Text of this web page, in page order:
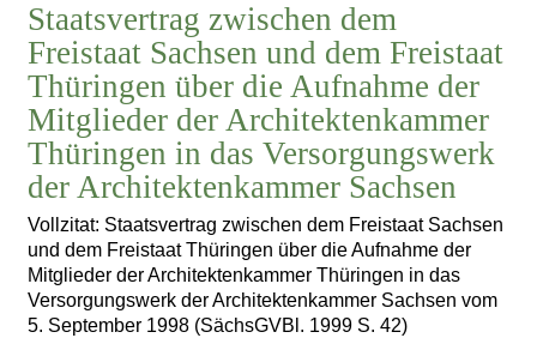
Staatsvertrag zwischen dem
Freistaat Sachsen und dem Freistaat
Thüringen über die Aufnahme der
Mitglieder der Architektenkammer
Thüringen in das Versorgungswerk
der Architektenkammer Sachsen
Vollzitat: Staatsvertrag zwischen dem Freistaat Sachsen
und dem Freistaat Thüringen über die Aufnahme der
Mitglieder der Architektenkammer Thüringen in das
Versorgungswerk der Architektenkammer Sachsen vom
5. September 1998 (SächsGVBl. 1999 S. 42)